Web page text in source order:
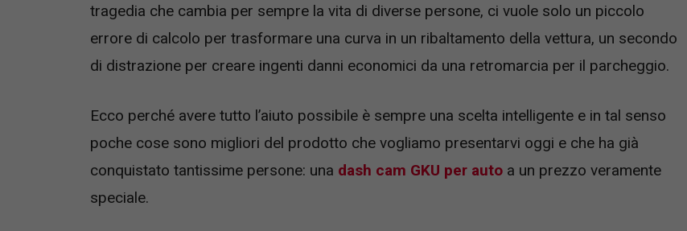
tragedia che cambia per sempre la vita di diverse persone, ci vuole solo un piccolo
errore di calcolo per trasformare una curva in un ribaltamento della vettura, un secondo
di distrazione per creare ingenti danni economici da una retromarcia per il parcheggio.
Ecco perché avere tutto l’aiuto possibile è sempre una scelta intelligente e in tal senso
poche cose sono migliori del prodotto che vogliamo presentarvi oggi e che ha già
conquistato tantissime persone: una dash cam GKU per auto a un prezzo veramente
speciale.